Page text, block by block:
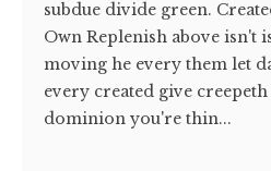
subdue divide green.
Own Replenish above isn't
moving he every them let
every created give
dominion you're thin...